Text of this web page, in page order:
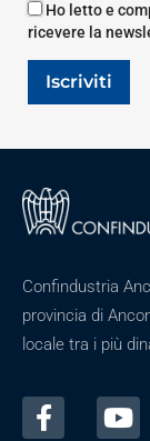
Ho letto e
ricevere la
Iscriviti
Confindustria
provincia di
locale tra i più